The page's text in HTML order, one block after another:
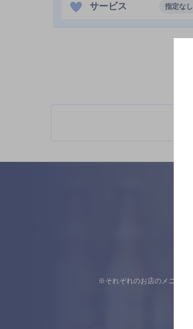
サービス 指定なし
※それぞれのお店のメニュー